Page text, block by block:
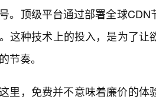
。顶级平台通过部署全球
这种技术上的投入，是为了
节奏。
里，免费并不意味着廉价的体